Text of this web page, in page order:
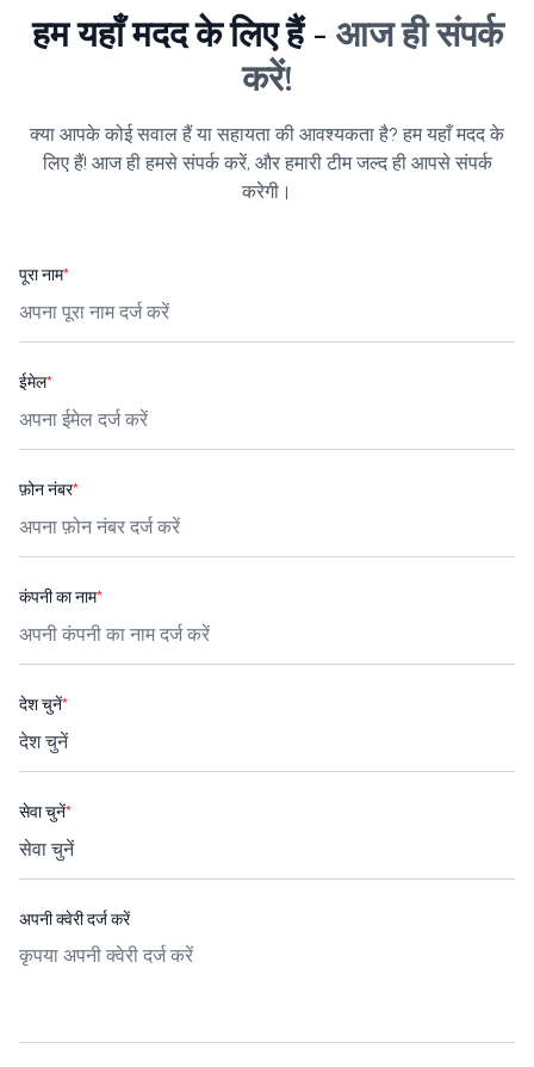
हम यहाँ मदद के लिए हैं - आज ही संपर्क
करें!
क्या आपके कोई सवाल हैं या सहायता की आवश्यकता है? हम यहाँ मदद के
लिए हैं! आज ही हमसे संपर्क करें, और हमारी टीम जल्द ही आपसे संपर्क
करेगी।
पूरा नाम*
ईमेल*
फ़ोन नंबर*
कंपनी का नाम*
देश चुनें*
सेवा चुनें*
अपनी क्वेरी दर्ज करें